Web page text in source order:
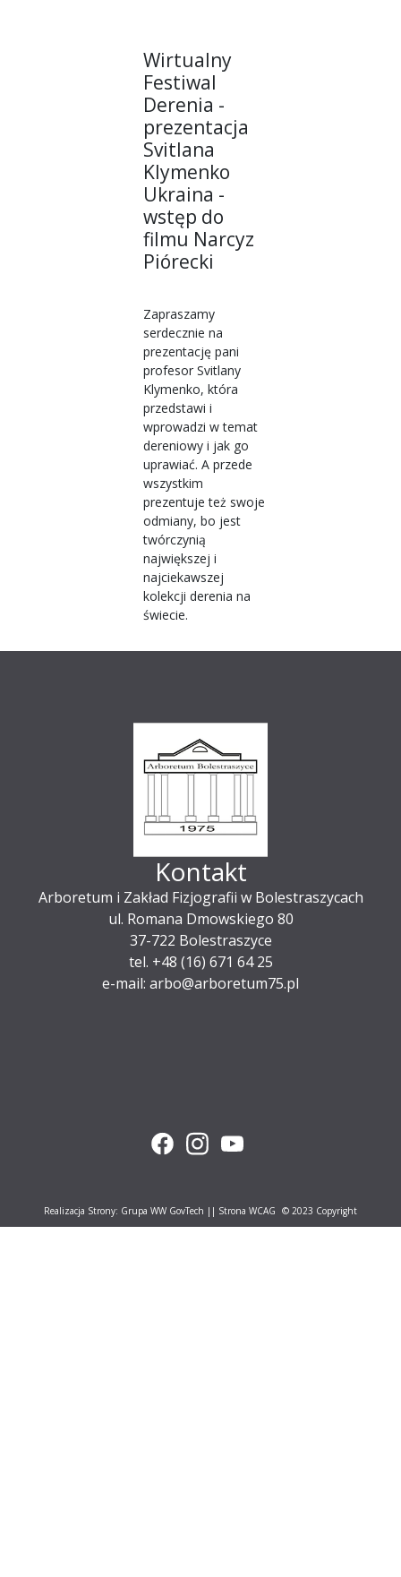
Wirtualny
Festiwal
Derenia -
prezentacja
Svitlana
Klymenko
Ukraina -
wstęp do
filmu Narcyz
Piórecki
Zapraszamy
serdecznie na
prezentację pani
profesor Svitlany
Klymenko, która
przedstawi i
wprowadzi w temat
dereniowy i jak go
uprawiać. A przede
wszystkim
prezentuje też swoje
odmiany, bo jest
twórczynią
największej i
najciekawszej
kolekcji derenia na
świecie.
Kontakt
Arboretum i Zakład Fizjografii w Bolestraszycach
ul. Romana Dmowskiego 80
37-722 Bolestraszyce
tel. +48 (16) 671 64 25
e-mail: arbo@arboretum75.pl
Realizacja Strony: Grupa WW GovTech || Strona WCAG © 2023 Copyright